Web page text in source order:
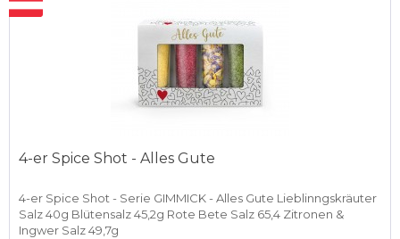
4-er Spice Shot - Alles Gute
4-er Spice Shot - Serie GIMMICK - Alles Gute Lieblinngskräuter
Salz 40g Blütensalz 45,2g Rote Bete Salz 65,4 Zitronen &
Ingwer Salz 49,7g